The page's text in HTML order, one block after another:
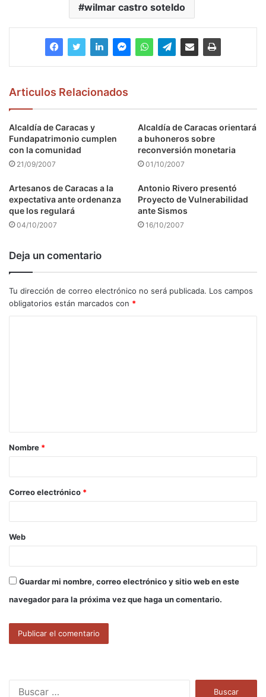
wilmar castro soteldo
Articulos Relacionados
Alcaldía de Caracas y
Fundapatrimonio cumplen
con la comunidad
21/09/2007
Alcaldía de Caracas orientará
a buhoneros sobre
reconversión monetaria
01/10/2007
Artesanos de Caracas a la
expectativa ante ordenanza
que los regulará
04/10/2007
Antonio Rivero presentó
Proyecto de Vulnerabilidad
ante Sismos
16/10/2007
Deja un comentario
Tu dirección de correo electrónico no será publicada. Los campos
obligatorios están marcados con *
a
r
*
Nombre *
Correo electrónico *
Web
Guardar mi nombre, correo electrónico y sitio web en este
navegador para la próxima vez que haga un comentario.